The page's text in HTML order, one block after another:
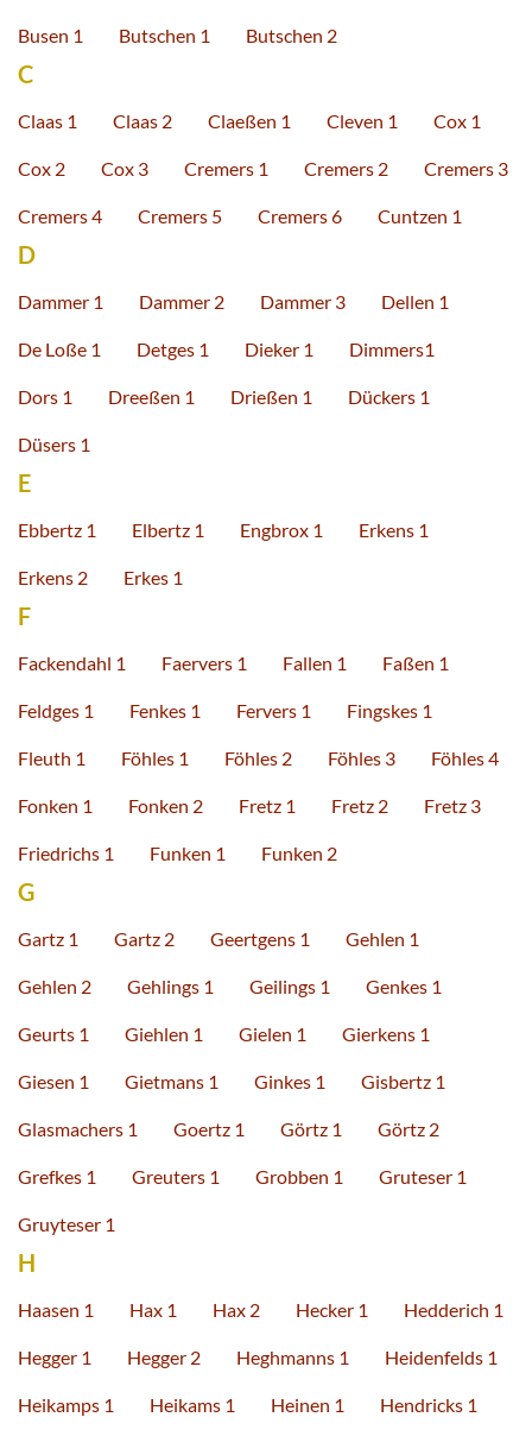
Busen 1 Butschen 1 Butschen 2
C
Claas 1 Claas 2 Claeßen 1 Cleven 1 Cox 1
Cox 2 Cox 3 Cremers 1 Cremers 2 Cremers 3
Cremers 4 Cremers 5 Cremers 6 Cuntzen 1
D
Dammer 1 Dammer 2 Dammer 3 Dellen 1
De Loße 1 Detges 1 Dieker 1 Dimmers1
Dors 1 Dreeßen 1 Drießen 1 Dückers 1
Düsers 1
E
Ebbertz 1 Elbertz 1 Engbrox 1 Erkens 1
Erkens 2 Erkes 1
F
Fackendahl 1 Faervers 1 Fallen 1 Faßen 1
Feldges 1 Fenkes 1 Fervers 1 Fingskes 1
Fleuth 1 Föhles 1 Föhles 2 Föhles 3 Föhles 4
Fonken 1 Fonken 2 Fretz 1 Fretz 2 Fretz 3
Friedrichs 1 Funken 1 Funken 2
G
Gartz 1 Gartz 2 Geertgens 1 Gehlen 1
Gehlen 2 Gehlings 1 Geilings 1 Genkes 1
Geurts 1 Giehlen 1 Gielen 1 Gierkens 1
Giesen 1 Gietmans 1 Ginkes 1 Gisbertz 1
Glasmachers 1 Goertz 1 Görtz 1 Görtz 2
Grefkes 1 Greuters 1 Grobben 1 Gruteser 1
Gruyteser 1
H
Haasen 1 Hax 1 Hax 2 Hecker 1 Hedderich 1
Hegger 1 Hegger 2 Heghmanns 1 Heidenfelds 1
Heikamps 1 Heikams 1 Heinen 1 Hendricks 1